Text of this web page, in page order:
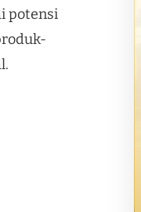
potensi